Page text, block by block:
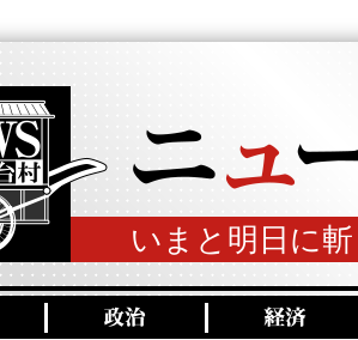
いまと明日に